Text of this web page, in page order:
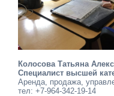
Колосова Татьяна
Специалист высшей
Аренда, продажа,
тел: +7-964-342-19-14